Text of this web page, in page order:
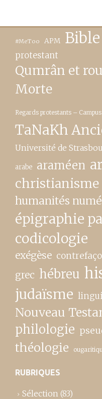
#MeToo APM Bible
protestant
Qumrân et
Morte
Regards protestants –
TaNaKh
Université de
arabe araméen
christianisme
humanités
épigraphie
codicologie
exégèse
grec hébreu
judaïsme
Nouveau
philologie
théologie
RUBRIQUES
Sélection (83)